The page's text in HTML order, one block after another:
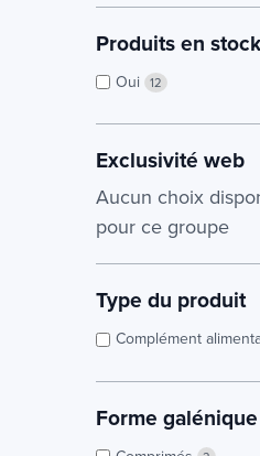
Produits en stock
Oui 12
Exclusivité web
Aucun choix
pour ce groupe
Type du produit
Complément
Forme galénique